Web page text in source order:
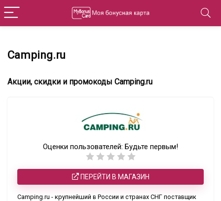
Camping.ru
Акции, скидки и промокоды Camping.ru
Оценки пользователей: Будьте первым!
ПЕРЕЙТИ В МАГАЗИН
Camping.ru - крупнейший в России и странах СНГ поставщик